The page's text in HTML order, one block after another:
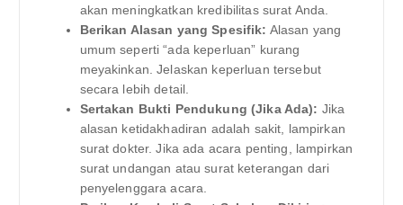
akan meningkatkan kredibilitas surat Anda.
Berikan Alasan yang Spesifik: Alasan yang
umum seperti “ada keperluan” kurang
meyakinkan. Jelaskan keperluan tersebut
secara lebih detail.
Sertakan Bukti Pendukung (Jika Ada): Jika
alasan ketidakhadiran adalah sakit, lampirkan
surat dokter. Jika ada acara penting, lampirkan
surat undangan atau surat keterangan dari
penyelenggara acara.